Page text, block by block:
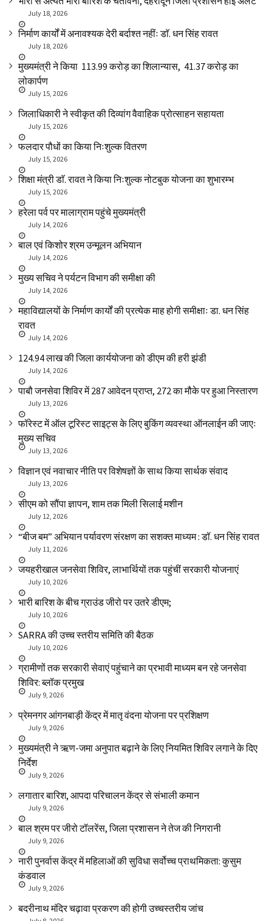
July 18, 2026
निर्माण कार्यों में अनावश्यक देरी बर्दाश्त नहींः डाॅ. धन सिंह रावत
July 18, 2026
मुख्यमंत्री ने किया ₹ 113.99 करोड़ का शिलान्यास, ₹ 41.37 करोड़ का
लोकार्पण
July 15, 2026
जिलाधिकारी ने स्वीकृत की दिव्यांग वैवाहिक प्रोत्साहन सहायता
July 15, 2026
फलदार पौधों का किया निःशुल्क वितरण
July 15, 2026
शिक्षा मंत्री डाॅ. रावत ने किया निःशुल्क नोटबुक योजना का शुभारम्भ
July 15, 2026
हरेला पर्व पर मालाग्राम पहुंचे मुख्यमंत्री
July 14, 2026
बाल एवं किशोर श्रम उन्मूलन अभियान
July 14, 2026
मुख्य सचिव ने पर्यटन विभाग की समीक्षा की
July 14, 2026
महाविद्यालयों के निर्माण कार्यों की प्रत्येक माह होगी समीक्षाः डा. धन सिंह
रावत
July 14, 2026
₹124.94 लाख की जिला कार्ययोजना को डीएम की हरी झंडी
July 14, 2026
पाबौ जनसेवा शिविर में 287 आवेदन प्राप्त, 272 का मौके पर हुआ निस्तारण
July 13, 2026
फॉरेस्ट में ऑल टूरिस्ट साइट्स के लिए बुकिंग व्यवस्था ऑनलाईन की जाएः
मुख्य सचिव
July 13, 2026
विज्ञान एवं नवाचार नीति पर विशेषज्ञों के साथ किया सार्थक संवाद
July 13, 2026
सीएम को सौंपा ज्ञापन, शाम तक मिली सिलाई मशीन
July 12, 2026
“बीज बम” अभियान पर्यावरण संरक्षण का सशक्त माध्यम : डॉ. धन सिंह रावत
July 11, 2026
जयहरीखाल जनसेवा शिविर, लाभार्थियों तक पहुंचीं सरकारी योजनाएं
July 10, 2026
भारी बारिश के बीच ग्राउंड जीरो पर उतरे डीएम;
July 10, 2026
SARRA की उच्च स्तरीय समिति की बैठक
July 10, 2026
ग्रामीणों तक सरकारी सेवाएं पहुंचाने का प्रभावी माध्यम बन रहे जनसेवा
शिविर: ब्लॉक प्रमुख
July 9, 2026
प्रेमनगर आंगनबाड़ी केंद्र में मातृ वंदना योजना पर प्रशिक्षण
July 9, 2026
मुख्यमंत्री ने ऋण-जमा अनुपात बढ़ाने के लिए नियमित शिविर लगाने के दिए
निर्देश
July 9, 2026
लगातार बारिश, आपदा परिचालन केंद्र से संभाली कमान
July 9, 2026
बाल श्रम पर जीरो टॉलरेंस, जिला प्रशासन ने तेज की निगरानी
July 9, 2026
नारी पुनर्वास केंद्र में महिलाओं की सुविधा सर्वोच्च प्राथमिकता: कुसुम
कंडवाल
July 9, 2026
बदरीनाथ मंदिर चढ़ावा प्रकरण की होगी उच्चस्तरीय जांच